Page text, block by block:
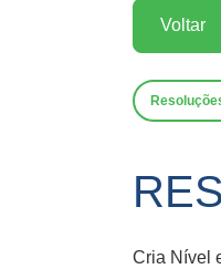
Voltar
Cria Nível